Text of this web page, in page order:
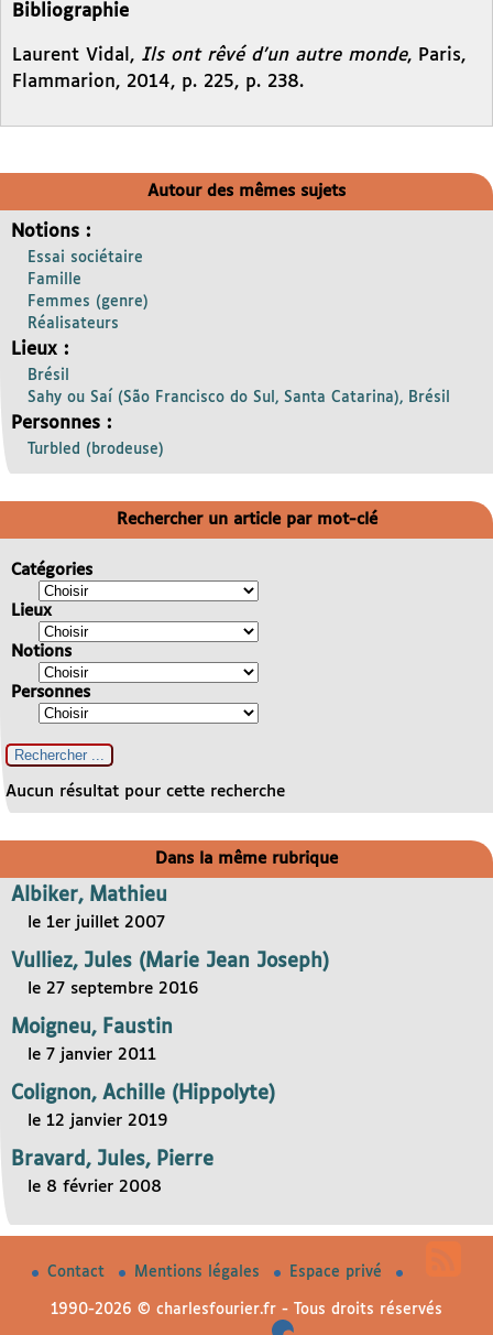
Bibliographie
Laurent Vidal, Ils ont rêvé d’un autre monde, Paris,
Flammarion, 2014, p. 225, p. 238.
Autour des mêmes sujets
Notions :
Essai sociétaire
Famille
Femmes (genre)
Réalisateurs
Lieux :
Brésil
Sahy ou Saí (São Francisco do Sul, Santa Catarina), Brésil
Personnes :
Turbled (brodeuse)
Rechercher un article par mot-clé
Catégories
Lieux
Notions
Personnes
Aucun résultat pour cette recherche
Dans la même rubrique
Albiker, Mathieu
le 1er juillet 2007
Vulliez, Jules (Marie Jean Joseph)
le 27 septembre 2016
Moigneu, Faustin
le 7 janvier 2011
Colignon, Achille (Hippolyte)
le 12 janvier 2019
Bravard, Jules, Pierre
le 8 février 2008
Contact Mentions légales Espace privé
1990-2026 © charlesfourier.fr - Tous droits réservés